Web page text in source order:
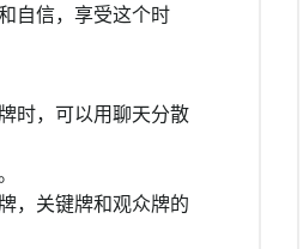
自信，享受这个时
时，可以用聊天分散
，关键牌和观众牌的